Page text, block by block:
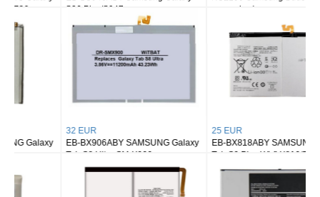
S26 Plus/S947
EB-BX906ABY SAMSUNG Galaxy
Tab S8 Ultra SM-X900
EB-BX818ABY SAMSUNG Galaxy
Tab S9 Plus Wi-fi X810/5G X816